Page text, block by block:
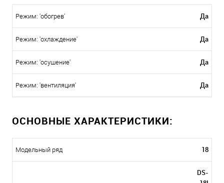
Режим: 'обогрев' Да
Режим: 'охлаждение' Да
Режим: 'осушение' Да
Режим: 'вентиляция' Да
ОСНОВНЫЕ ХАРАКТЕРИСТИКИ:
Модельный ряд 18
DS-